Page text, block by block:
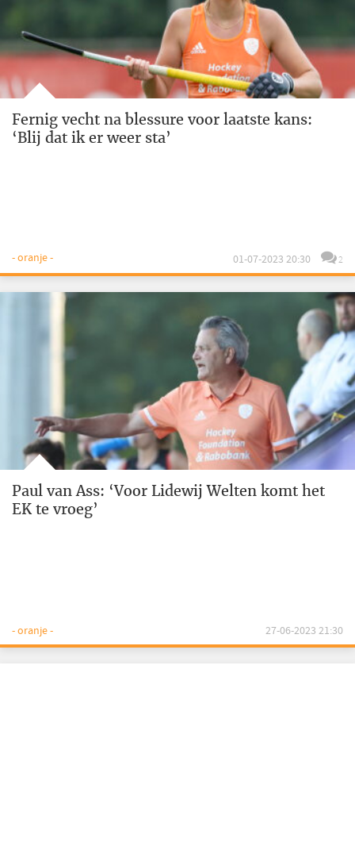
Fernig vecht na blessure voor laatste kans:
‘Blij dat ik er weer sta’
- oranje - 01-07-2023 20:30 2
Paul van Ass: ‘Voor Lidewij Welten komt het
EK te vroeg’
- oranje - 27-06-2023 21:30